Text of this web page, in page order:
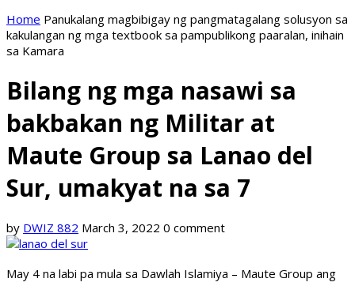
Home Panukalang magbibigay ng pangmatagalang solusyon sa
kakulangan ng mga textbook sa pampublikong paaralan, inihain
sa Kamara
Bilang ng mga nasawi sa
bakbakan ng Militar at
Maute Group sa Lanao del
Sur, umakyat na sa 7
by DWIZ 882 March 3, 2022 0 comment
May 4 na labi pa mula sa Dawlah Islamiya – Maute Group ang